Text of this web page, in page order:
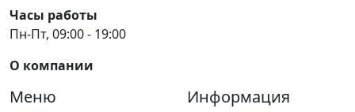
Часы работы
Пн-Пт, 09:00 - 19:00
О компании
Меню Информация